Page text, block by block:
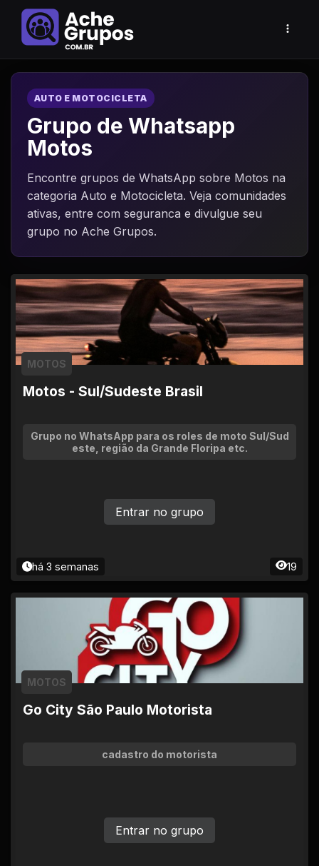
AUTO E MOTOCICLETA
Grupo de Whatsapp
Motos
Encontre grupos de WhatsApp sobre Motos na
categoria Auto e Motocicleta. Veja comunidades
ativas, entre com seguranca e divulgue seu
grupo no Ache Grupos.
Motos - Sul/Sudeste Brasil
MOTOS
Grupo no WhatsApp para os roles de moto Sul/Sud
este, região da Grande Floripa etc.
há 3 semanas 19
Entrar no grupo
Go City São Paulo Motorista
MOTOS
cadastro do motorista
Entrar no grupo